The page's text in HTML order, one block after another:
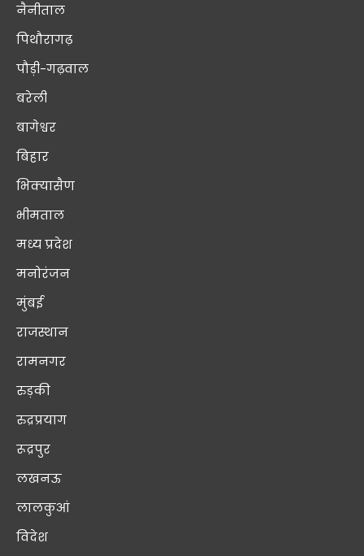
नैनीताल
पिथौरागढ़
पौड़ी-गढ़वाल
बरेली
बागेश्वर
बिहार
भिक्यासैण
भीमताल
मध्य प्रदेश
मनोरंजन
मुंबई
राजस्थान
रामनगर
रुड़की
रुद्रप्रयाग
रूद्रपुर
लखनऊ
लालकुआं
विदेश